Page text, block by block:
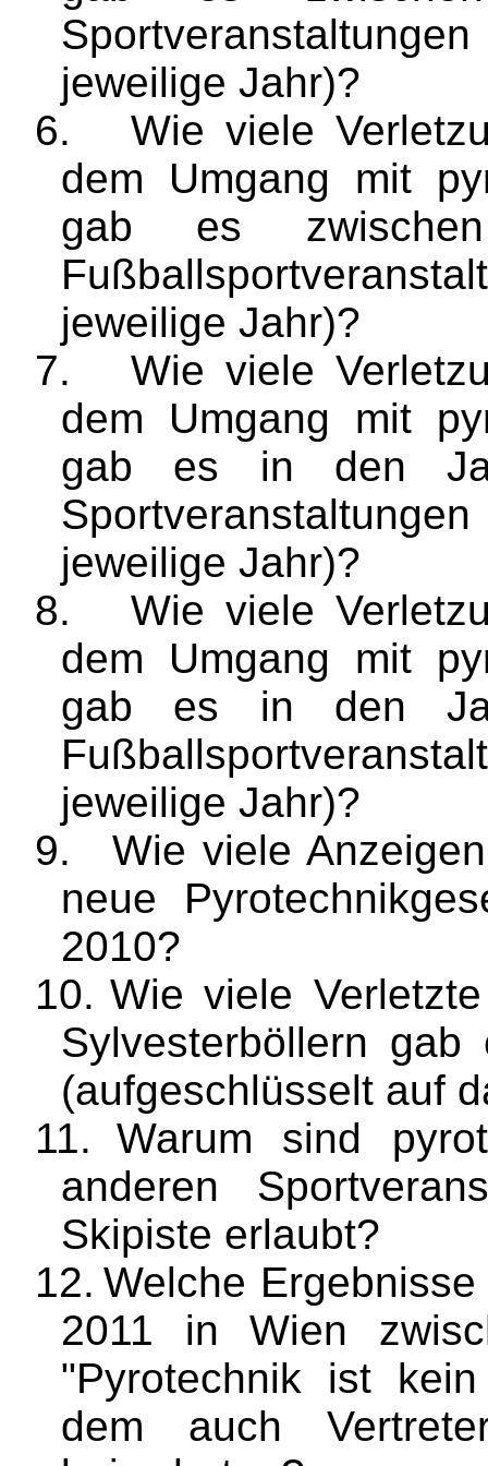
jeweilige Jahr)?
6.
Wie viele
dem Umgang mit
gab es
jeweilige Jahr)?
7.
Wie viele
dem Umgang mit
gab es in den
jeweilige Jahr)?
8.
Wie viele
dem Umgang mit
gab es in den
jeweilige Jahr)?
9.
Wie viele
neue
2010?
10. Wie viele
Sylvesterböllern
(aufgeschlüsselt auf
11.
Warum sind
anderen
Skipiste erlaubt?
12. Welche
2011 in Wien
"Pyrotechnik ist
dem auch